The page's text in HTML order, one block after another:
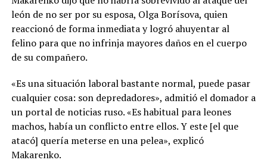
león de no ser por su esposa, Olga Borísova, quien
reaccionó de forma inmediata y logró ahuyentar al
felino para que no infrinja mayores daños en el cuerpo
de su compañero.
«Es una situación laboral bastante normal, puede pasar
cualquier cosa: son depredadores», admitió el domador a
un portal de noticias ruso. «Es habitual para leones
machos, había un conflicto entre ellos. Y este [el que
atacó] quería meterse en una pelea», explicó
Makarenko.